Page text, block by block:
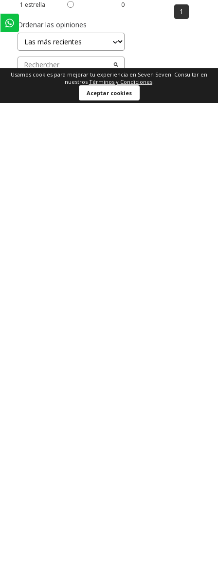
Comprar ahora
1 estrella 0
Ordenar las opiniones
1
Usamos cookies para mejorar tu experiencia en Seven Seven. Consultar en
nuestros Términos y Condiciones.
Aceptar cookies